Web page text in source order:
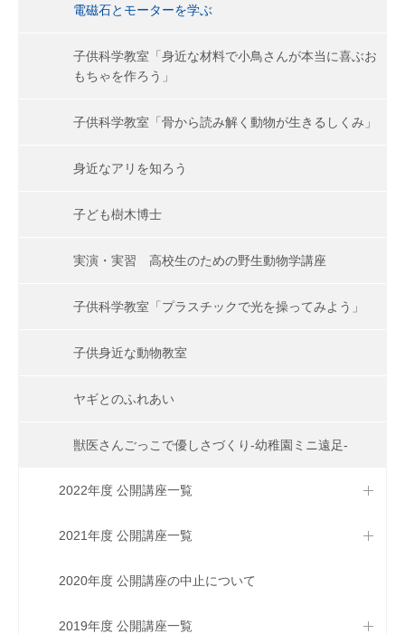
電磁石とモーターを学ぶ
子供科学教室「身近な材料で小鳥さんが本当に喜ぶお
もちゃを作ろう」
子供科学教室「骨から読み解く動物が生きるしくみ」
身近なアリを知ろう
子ども樹木博士
実演・実習 高校生のための野生動物学講座
子供科学教室「プラスチックで光を操ってみよう」
子供身近な動物教室
ヤギとのふれあい
獣医さんごっこで優しさづくり-幼稚園ミニ遠足-
2022年度 公開講座一覧
2021年度 公開講座一覧
2020年度 公開講座の中止について
2019年度 公開講座一覧